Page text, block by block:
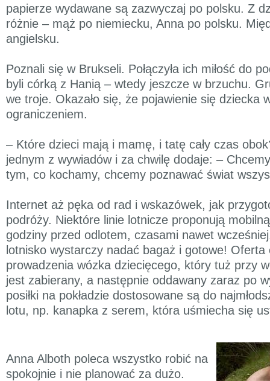
papierze wydawane są zazwyczaj po polsku. Z
różnie – mąż po niemiecku, Anna po polsku.
angielsku.
Poznali się w Brukseli. Połączyła ich miłość do
byli córką z Hanią – wtedy jeszcze w brzuchu.
we troje. Okazało się, że pojawienie się dziecka
ograniczeniem.
– Które dzieci mają i mamę, i tatę cały czas
jednym z wywiadów i za chwilę dodaje: –
tym, co kochamy, chcemy poznawać świat
Internet aż pęka od rad i wskazówek, jak
podróży. Niektóre linie lotnicze proponują
godziny przed odlotem, czasami nawet
lotnisko wystarczy nadać bagaż i gotowe! Oferta
prowadzenia wózka dziecięcego, który tuż przy
jest zabierany, a następnie oddawany zaraz po
posiłki na pokładzie dostosowane są do
lotu, np. kanapka z serem, która uśmiecha się
Anna Alboth poleca wszystko robić na
spokojnie i nie planować za dużo.